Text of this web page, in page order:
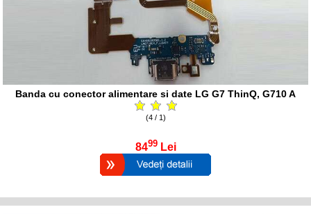
Banda cu conector alimentare si date LG G7 ThinQ, G710 A
(4 / 1)
8499 Lei